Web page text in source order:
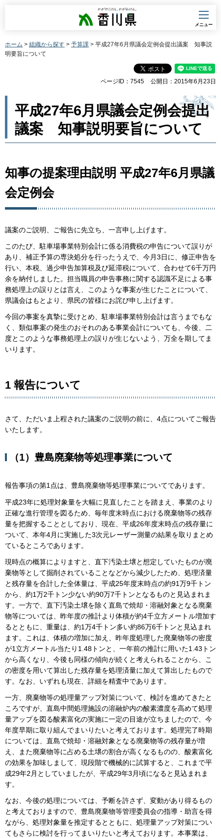
香川県
メニュー
ホーム > 組織から探す > 予算課 > 平成27年6月県議会定例会提出議案 知事説
明要旨について
ページID：7545 公開日：2015年6月23日
平成27年6月県議会定例会提出
議案 知事説明要旨について
知事の提案理由説明 平成27年6月県議
会定例会
議案のご説明、ご報告に先立ち、一言申し上げます。
このたび、駐車場事業特別会計に係る消費税の申告について誤りが
あり、補正予算の専決処分を行ったうえで、今月3日に、修正申告を
行い、本税、過少申告加算税及び延滞税について、合わせて6千万円
余を納付しました。担当職員の申告事務に関する認識不足による事
務処理上の誤りとは言え、このような事案が生じたことについて、
県議会はもとより、県民の皆様にお詫び申し上げます。
今回の事案を真摯に受けとめ、駐車場事業特別会計は言うまでもな
く、類似事案の発生のおそれのある事業会計についても、今後、二
度とこのような事務処理上の誤りが生じないよう、万全を期してま
いります。
1 報告について
さて、ただいま上程された議案のご説明の前に、4点についてご報告
いたします。
（1）豊島廃棄物等処理事業について
報告事項の第1点は、豊島廃棄物等処理事業についてであります。
平成23年に処理対象量を大幅に見直したことを踏まえ、事業のより
正確な進行管理を図るため、毎年度末時点における廃棄物等の残存
量を把握することとしており、現在、平成26年度末時点の残存量に
ついて、本年4月に実施した3次元レーザー測量の結果を取りまとめ
ているところであります。
現時点の概算によりますと、直下汚染土壌と想定していたものが廃
棄物等として掘削されていることなどから減少したため、処理済量
と残存量を合計した全体量は、平成25年度末時点の約91万9千トン
から、約1万2千トン少ない約90万7千トンとなるものと見込まれま
す。一方で、直下汚染土壌を除く直島で焼却・溶融対象となる廃棄
物等については、昨年度の推計より体積が約4千立方メートル増加す
るとともに、重量は、約1万4千トン多い約86万6千トンと見込まれ
ます。これは、体積の増加に加え、昨年度処理した廃棄物等の密度
が1立方メートル当たり1.48トンと、一年前の推計に用いた1.43トン
から高くなり、今後も同様の傾向が続くと考えられることから、こ
の密度を用いて算出した残存量を処理済量に加えて算出したもので
す。なお、いずれも現在、詳細を精査中であります。
一方、廃棄物等の処理量アップ対策について、検討を進めてきたと
ころですが、直島中間処理施設の溶融炉内の酸素濃度を高めて処理
量アップを図る酸素富化の実施に一定の目途が立ちましたので、今
年度早期に取り組んでまいりたいと考えております。処理完了時期
については、直島で焼却・溶融対象となる廃棄物等の残存量が増
え、また廃棄物等に占める土壌の割合が高くなるものの、酸素富化
の効果を加味しまして、現段階で機械的に試算すると、これまで平
成29年2月としていましたが、平成29年3月頃になると見込まれま
す。
なお、今後の処理については、予断を許さず、変動があり得るもの
と考えておりますので、豊島廃棄物等管理委員会の指導・助言を得
ながら、処理対象量を推定するとともに、処理量アップ対策につい
てもさらに検討を行ってまいりたいと考えております。本事業は、